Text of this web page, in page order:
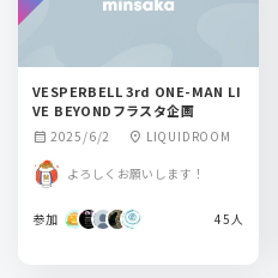
VESPERBELL 3rd ONE-MAN LI
VE BEYONDフラスタ企画
calendar_month 2025/6/2 location_on LIQUIDROOM
よろしくお願いします！
参加 45人